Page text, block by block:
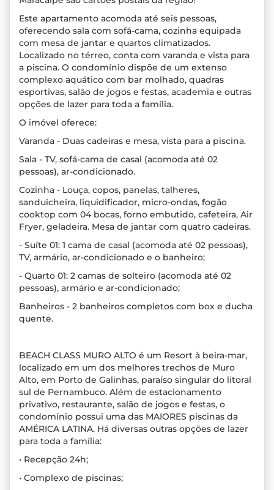
Este apartamento acomoda até seis pessoas,
oferecendo sala com sofá-cama, cozinha equipada
com mesa de jantar e quartos climatizados.
Localizado no térreo, conta com varanda e vista para
a piscina. O condomínio dispõe de um extenso
complexo aquático com bar molhado, quadras
esportivas, salão de jogos e festas, academia e outras
opções de lazer para toda a família.
O imóvel oferece:
Varanda - Duas cadeiras e mesa, vista para a piscina.
Sala - TV, sofá-cama de casal (acomoda até 02
pessoas), ar-condicionado.
Cozinha - Louça, copos, panelas, talheres,
sanduicheira, liquidificador, micro-ondas, fogão
cooktop com 04 bocas, forno embutido, cafeteira, Air
Fryer, geladeira. Mesa de jantar com quatro cadeiras.
- Suíte 01: 1 cama de casal (acomoda até 02 pessoas),
TV, armário, ar-condicionado e o banheiro;
- Quarto 01: 2 camas de solteiro (acomoda até 02
pessoas), armário e ar-condicionado;
Banheiros - 2 banheiros completos com box e ducha
quente.
BEACH CLASS MURO ALTO é um Resort à beira-mar,
localizado em um dos melhores trechos de Muro
Alto, em Porto de Galinhas, paraíso singular do litoral
sul de Pernambuco. Além de estacionamento
privativo, restaurante, salão de jogos e festas, o
condomínio possui uma das MAIORES piscinas da
AMÉRICA LATINA. Há diversas outras opções de lazer
para toda a família:
• Recepção 24h;
• Complexo de piscinas;